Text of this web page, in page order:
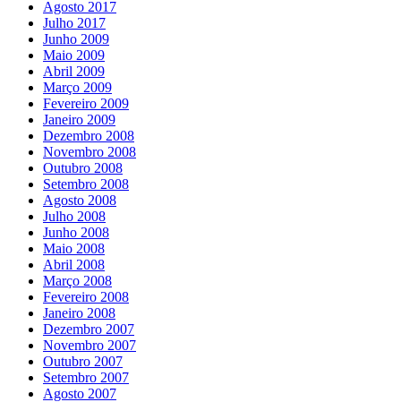
Agosto 2017
Julho 2017
Junho 2009
Maio 2009
Abril 2009
Março 2009
Fevereiro 2009
Janeiro 2009
Dezembro 2008
Novembro 2008
Outubro 2008
Setembro 2008
Agosto 2008
Julho 2008
Junho 2008
Maio 2008
Abril 2008
Março 2008
Fevereiro 2008
Janeiro 2008
Dezembro 2007
Novembro 2007
Outubro 2007
Setembro 2007
Agosto 2007